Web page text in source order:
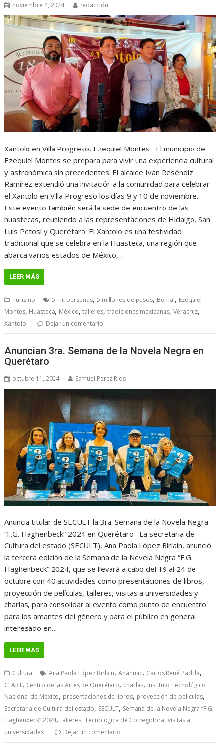
noviembre 4, 2024 redacción
Xantolo en Villa Progreso, Ezequiel Montes El municipio de
Ezequiel Montes se prepara para vivir una experiencia cultural
y astronómica sin precedentes. El alcalde Iván Reséndiz
Ramírez extendió una invitación a la comunidad para celebrar
el Xantolo en Villa Progreso los días 9 y 10 de noviembre.
Este evento también será la sede de encuentro de las
huastecas, reuniendo a las representaciones de Hidalgo, San
Luis Potosí y Querétaro. El Xantolo es una festividad
tradicional que se celebra en la Huasteca, una región que
abarca varios estados de México,…
LEER MÁS
Turismo 5 mil personas,5 millones de pesos, Bernal, Ezequiel
Montes, Huasteca, México,talleres,tradiciones mexicanas,Veracruz,
Xantolo Dejar un comentario
Anuncian 3ra. Semana de la Novela Negra en
Querétaro
octubre 11, 2024 Samuel Perez Rios
Anuncia titular de SECULT la 3ra. Semana de la Novela Negra
“F.G. Haghenbeck” 2024 en Querétaro La secretaria de
Cultura del estado (SECULT), Ana Paola López Birlain, anunció
la tercera edición de la Semana de la Novela Negra “F.G.
Haghenbeck” 2024, que se llevará a cabo del 19 al 24 de
octubre con 40 actividades como presentaciones de libros,
proyección de películas, talleres, visitas a universidades y
charlas, para consolidar al evento como punto de encuentro
para los amantes del género y para el público en general
interesado en…
LEER MÁS
Cultura Ana Paola López Birlain,Anáhuac, Carlos René Padilla,
CEART, Centro de las Artes de Querétaro, charlas, Instituto Tecnológico
Nacional de México, presentaciones de libros, proyección de películas,
Secretaría de Cultura del estado, SECULT, Semana de la Novela Negra “F.G.
Haghenbeck” 2024,talleres,Tecnológica de Corregidora,visitas a
universidades
Dejar un comentario